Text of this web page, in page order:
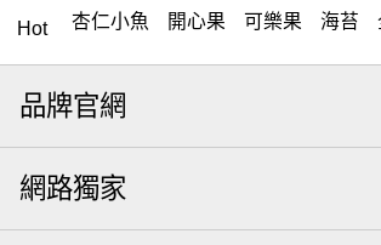
Hot 杏仁小魚 開心果 可樂果 海苔
無調味 全聯 禮盒 堅穀力 綜合
元本山
桶裝堅果 甘栗 腰果 核桃 高蛋
元氣什穀堅果飲
起司 每日 三角飯糰海苔
品牌官網
網路獨家